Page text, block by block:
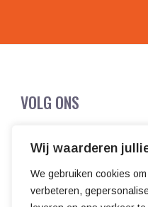
Wij waarderen
We gebruiken cookies
verbeteren,
VOLG ONS